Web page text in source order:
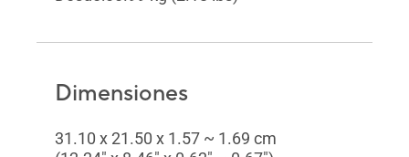
Dimensiones
31.10 x 21.50 x 1.57 ~ 1.69 cm